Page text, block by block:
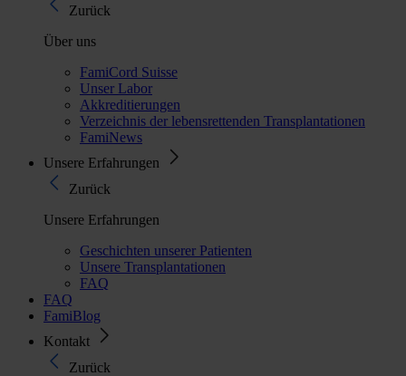
Zurück
Über uns
FamiCord Suisse
Unser Labor
Akkreditierungen
Verzeichnis der lebensrettenden Transplantationen
FamiNews
Unsere Erfahrungen
Zurück
Unsere Erfahrungen
Geschichten unserer Patienten
Unsere Transplantationen
FAQ
FAQ
FamiBlog
Kontakt
Zurück